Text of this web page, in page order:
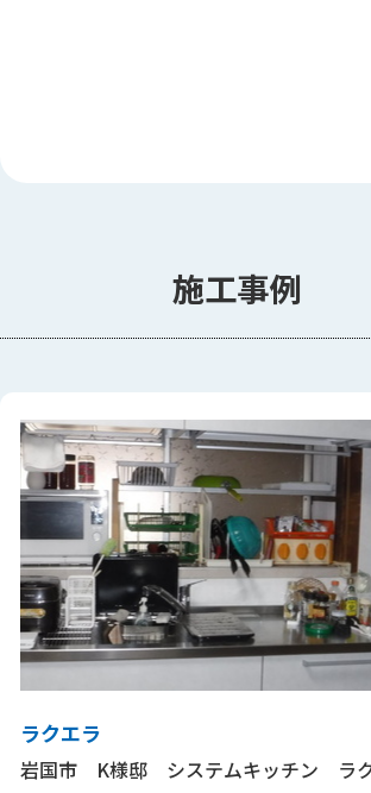
施工事例
ラクエラ
岩国市 K様邸 システムキッチン ラ